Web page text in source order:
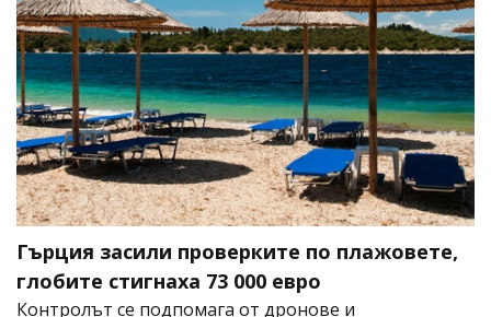
Гърция засили проверките по плажовете,
глобите стигнаха 73 000 евро
Контролът се подпомага от дронове и